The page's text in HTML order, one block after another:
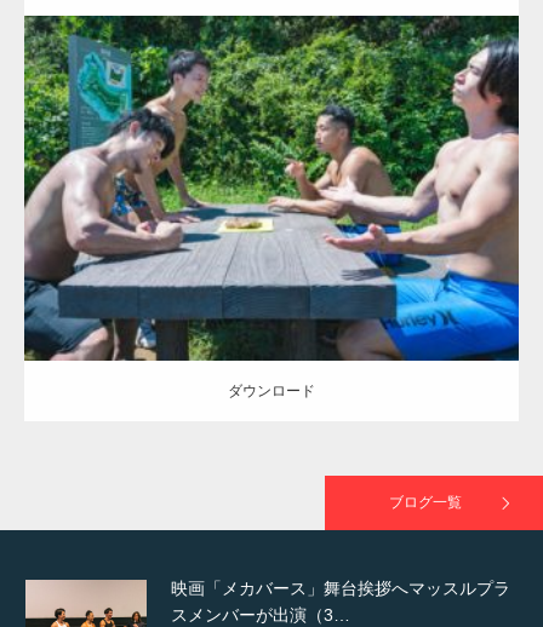
Update:2021.07.8
Category:森のマッチョ
ダウンロード
ダウンロード
ブログ一覧
ラスが紹介されま…
TOKYO FMラジオ番組「ONE MORNING」
で紹介さ…
NHK「所さん！事件ですよ」に取材されまし
た（6/8放送）
映画「メカバース」舞台挨拶へマッスルプラ
スメンバーが出演（3…